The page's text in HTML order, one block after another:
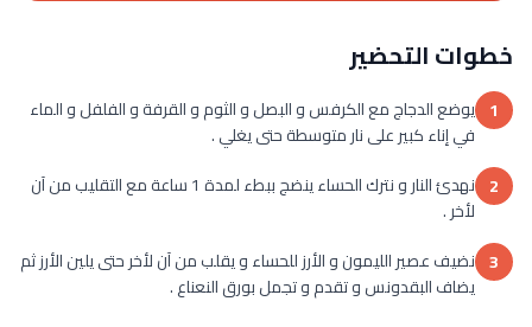
خطوات التحضير
1 يوضع الدجاج مع الكرفس و البصل و الثوم و القرفة و الفلفل و الماء
في إناء كبير على نار متوسطة حتى يغلي .
2
نهدئ النار و نترك الحساء ينضج ببطء لمدة 1 ساعة مع التقليب من آن
لأخر .
3 نضيف عصير الليمون و الأرز للحساء و يقلب من آن لأخر حتى يلين الأرز ثم
يضاف البقدونس و تقدم و تجمل بورق النعناع .